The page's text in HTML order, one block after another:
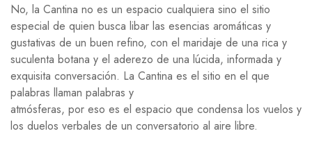
No, la Cantina no es un espacio cualquiera sino el sitio
especial de quien busca libar las esencias aromáticas y
gustativas de un buen refino, con el maridaje de una rica y
suculenta botana y el aderezo de una lúcida, informada y
exquisita conversación. La Cantina es el sitio en el que
palabras llaman palabras y
atmósferas, por eso es el espacio que condensa los vuelos y
los duelos verbales de un conversatorio al aire libre.